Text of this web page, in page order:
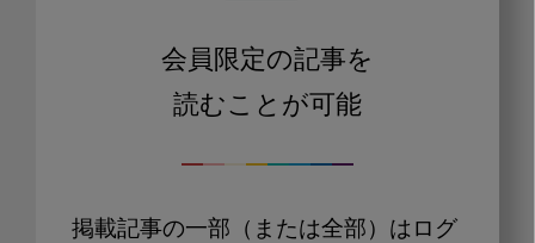
会員限定の記事を
読むことが可能
掲載記事の一部（または全部）はログ